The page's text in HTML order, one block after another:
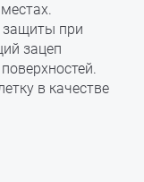
защиты при
зацеп
в качестве